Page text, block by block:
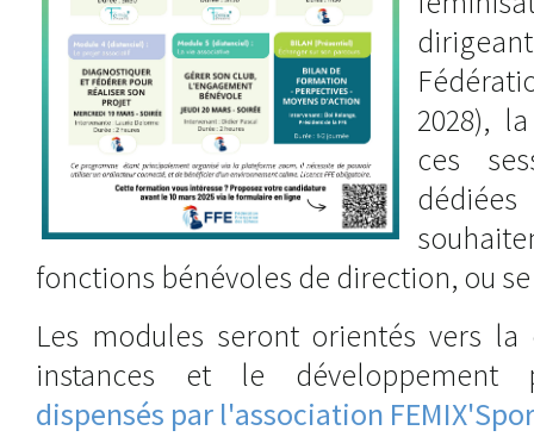
2028),
ces
fonctions bénévoles de direction, ou
Les modules seront orientés vers la
instances et le développement
dispensés par l'association